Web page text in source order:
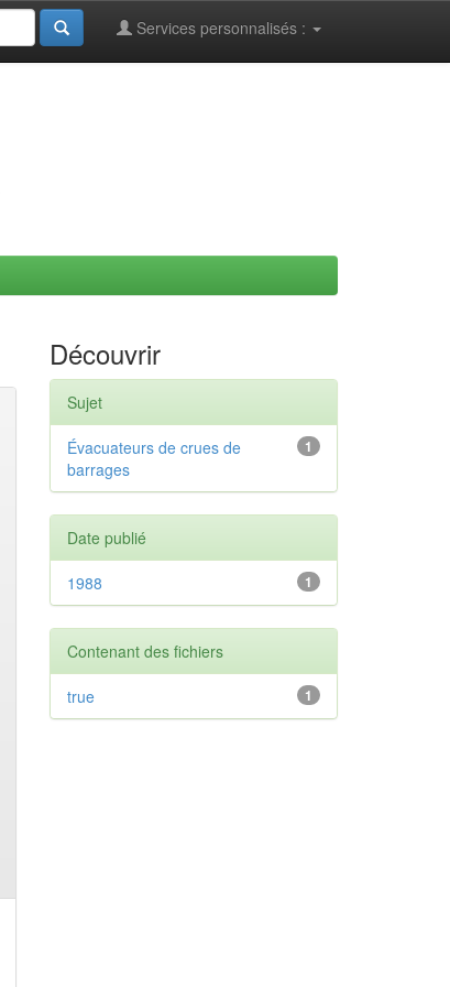
Services personnalisés :
Découvrir
Sujet
1
Évacuateurs de crues de
barrages
Date publié
1
1988
Contenant des fichiers
1
true